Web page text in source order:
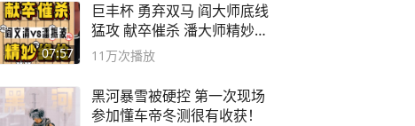
07:57
巨丰杯 勇弃双马 阎大师底线
猛攻 献卒催杀 潘大师精妙入
局
11万次播放
黑河暴雪被硬控 第一次现场
参加懂车帝冬测很有收获！